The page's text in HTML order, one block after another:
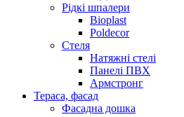
Рідкі шпалери
Bioplast
Poldecor
Стеля
Натяжні стелі
Панелі ПВХ
Армстронг
Тераса, фасад
Фасадна дошка